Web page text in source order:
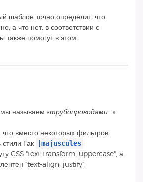
шаблон точно определит, что
а что нет, в соответствии с
также помогут в этом.
мы называем «трубопроводами...»
вместо некоторых фильтров
|majuscules
CSS "text-transform: uppercase", а
"text-align: justify".